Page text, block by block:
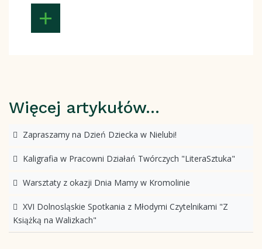
Więcej artykułów…
Zapraszamy na Dzień Dziecka w Nielubi!
Kaligrafia w Pracowni Działań Twórczych "LiteraSztuka"
Warsztaty z okazji Dnia Mamy w Kromolinie
XVI Dolnosląskie Spotkania z Młodymi Czytelnikami "Z
Książką na Walizkach"